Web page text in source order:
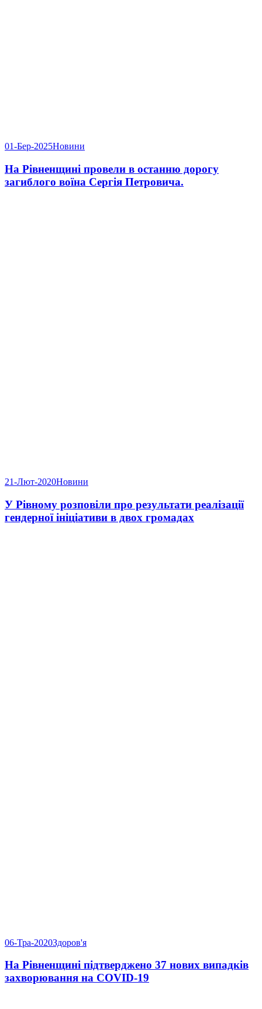
01-Бер-2025Новини
На Рівненщині провели в останню дорогу
загиблого воїна Сергія Петровича.
21-Лют-2020Новини
У Рівному розповіли про результати реалізації
гендерної ініціативи в двох громадах
06-Тра-2020Здоров'я
На Рівненщині підтверджено 37 нових випадків
захворювання на COVID-19